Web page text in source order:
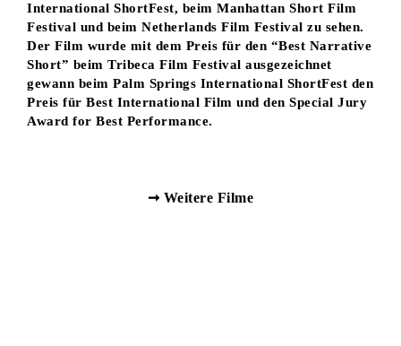
International ShortFest, beim Manhattan Short Film
Festival und beim Netherlands Film Festival zu sehen.
Der Film wurde mit dem Preis für den “Best Narrative
Short” beim Tribeca Film Festival ausgezeichnet
gewann beim Palm Springs International ShortFest den
Preis für Best International Film und den Special Jury
Award for Best Performance.
➞ Weitere Filme